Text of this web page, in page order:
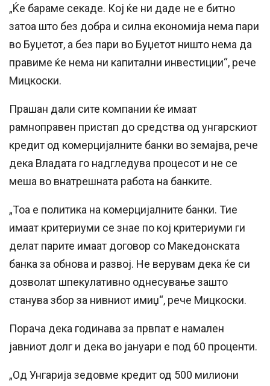
„Ќе бараме секаде. Кој ќе ни даде не е битно
затоа што без добра и силна економија нема пари
во Буџетот, а без пари во Буџетот ништо нема да
правиме ќе нема ни капитални инвестиции“, рече
Мицкоски.
Прашан дали сите компании ќе имаат
рамноправен пристап до средства од унгарскиот
кредит од комерцијалните банки во земајва, рече
дека Владата го надгледува процесот и не се
меша во внатрешната работа на банките.
„Тоа е политика на комерцијалните банки. Тие
имаат критериуми се знае по кој критериуми ги
делат парите имаат договор со Македонската
банка за обнова и развој. Не верувам дека ќе си
дозволат шпекулативно однесување зашто
станува збор за нивниот имиџ“, рече Мицкоски.
Порача дека годинава за првпат е намален
јавниот долг и дека во јануари е под 60 проценти.
„Од Унгарија зедовме кредит од 500 милиони